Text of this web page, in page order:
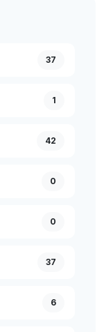
37
1
42
0
0
37
6